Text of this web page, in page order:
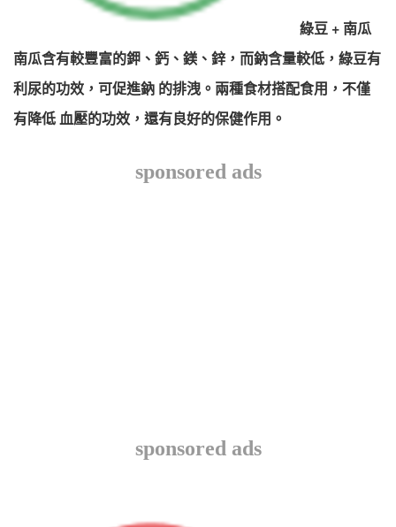
綠豆 + 南瓜
南瓜含有較豐富的鉀、鈣、鎂、鋅，而鈉含量較低，綠豆有
利尿的功效，可促進鈉 的排洩。兩種食材搭配食用，不僅
有降低 血壓的功效，還有良好的保健作用。
sponsored ads
sponsored ads